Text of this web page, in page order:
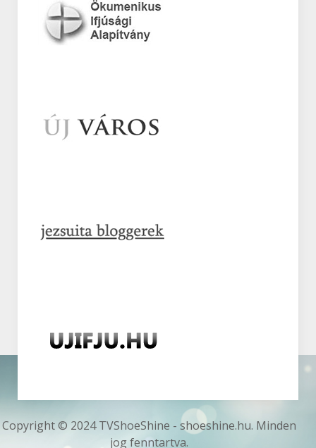
Copyright © 2024 TVShoeShine - shoeshine.hu. Minden
jog fenntartva.